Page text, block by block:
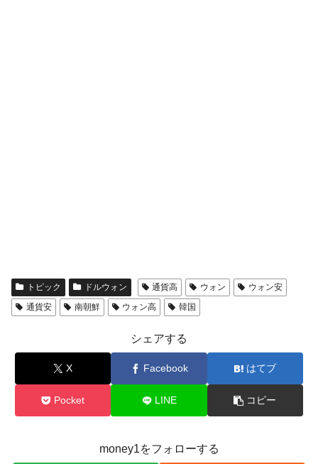
トピック ドルウォン 通貨高 ウォン
ウォン安
通貨安
南朝鮮 ウォン高 韓国
シェアする
X Facebook はてブ
Pocket LINE コピー
money1をフォローする